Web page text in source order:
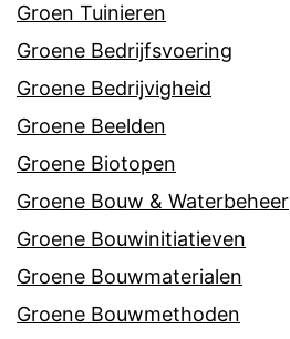
Groen Tuinieren
Groene Bedrijfsvoering
Groene Bedrijvigheid
Groene Beelden
Groene Biotopen
Groene Bouw & Waterbeheer
Groene Bouwinitiatieven
Groene Bouwmaterialen
Groene Bouwmethoden